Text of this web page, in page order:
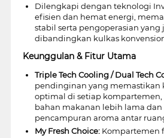
Dilengkapi dengan teknologi
efisien dan hemat energi,
stabil serta pengoperasian yang
dibandingkan kulkas
Keunggulan & Fitur Utama
Triple Tech Cooling / Dual Tech
pendinginan yang memastikan
optimal di setiap kompartemen,
bahan makanan lebih lama
pencampuran aroma antar
My Fresh Choice:Kompartemen